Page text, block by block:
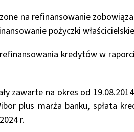
na refinansowanie
pożyczki
kredytów w
zawarte na okres od
plus marża banku, spłata
r.